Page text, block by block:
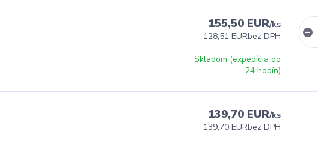
155,50 EUR/ks
128,51 EURbez DPH
Skladom (expedícia do
24 hodín)
139,70 EUR/ks
139,70 EURbez DPH